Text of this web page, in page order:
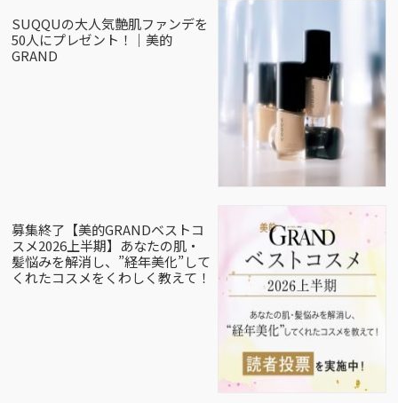
SUQQUの大人気艶肌ファンデを
50人にプレゼント！｜美的
GRAND
募集終了【美的GRANDベストコ
スメ2026上半期】あなたの肌・
髪悩みを解消し、”経年美化”して
くれたコスメをくわしく教えて！